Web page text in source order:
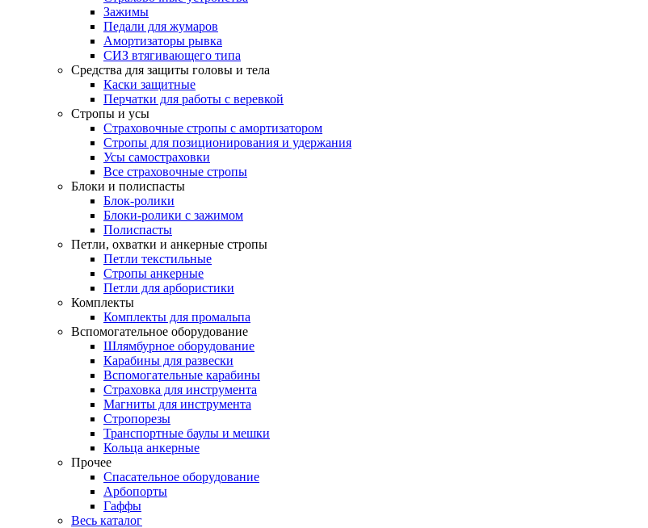
Зажимы
Педали для жумаров
Амортизаторы рывка
СИЗ втягивающего типа
Средства для защиты головы и тела
Каски защитные
Перчатки для работы с веревкой
Стропы и усы
Страховочные стропы с амортизатором
Стропы для позиционирования и удержания
Усы самостраховки
Все страховочные стропы
Блоки и полиспасты
Блок-ролики
Блоки-ролики с зажимом
Полиспасты
Петли, охватки и анкерные стропы
Петли текстильные
Стропы анкерные
Петли для арбористики
Комплекты
Комплекты для промальпа
Вспомогательное оборудование
Шлямбурное оборудование
Карабины для развески
Вспомогательные карабины
Страховка для инструмента
Магниты для инструмента
Стропорезы
Транспортные баулы и мешки
Кольца анкерные
Прочее
Спасательное оборудование
Арбопорты
Гаффы
Весь каталог